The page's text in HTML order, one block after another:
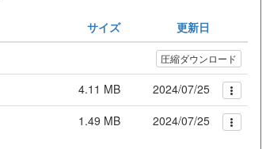
サイズ
更新日
圧縮ダウンロード
4.11 MB
2024/07/25
1.49 MB 2024/07/25